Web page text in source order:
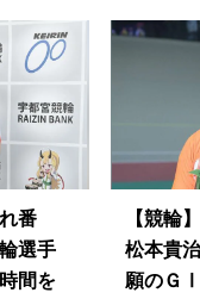
番
選手
間を
【競輪
松本貴
願のＧ